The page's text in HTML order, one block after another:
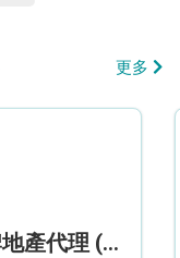
更多
全職/兼職持牌營業員/持牌地產代理 (長沙灣/將軍澳/油塘)